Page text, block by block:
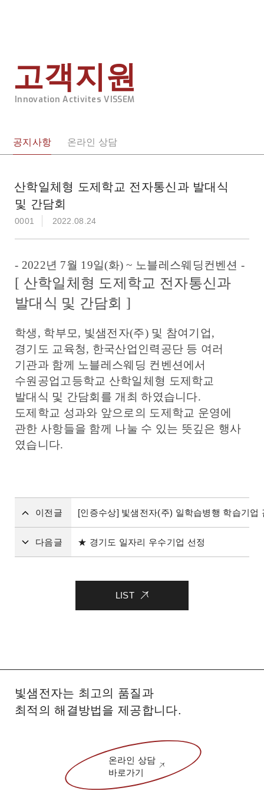
고객지원
Innovation Activites VISSEM
공지사항 온라인 상담
산학일체형 도제학교 전자통신과 발대식
및 간담회
0001 2022.08.24
- 2022년 7월 19일(화) ~ 노블레스웨딩컨벤션 -
[ 산학일체형 도제학교 전자통신과
발대식 및 간담회 ]
학생, 학부모, 빛샘전자(주) 및 참여기업,
경기도 교육청, 한국산업인력공단 등 여러
기관과 함께 노블레스웨딩 컨벤션에서
수원공업고등학교 산학일체형 도제학교
발대식 및 간담회를 개최 하였습니다.
도제학교 성과와 앞으로의 도제학교 운영에
관한 사항들을 함께 나눌 수 있는 뜻깊은 행사
였습니다.
이전글 [인증수상] 빛샘전자(주) 일학습병행 학습기업
다음글 ★ 경기도 일자리 우수기업 선정
LIST
빛샘전자는 최고의 품질과
최적의 해결방법을 제공합니다.
온라인 상담
바로가기